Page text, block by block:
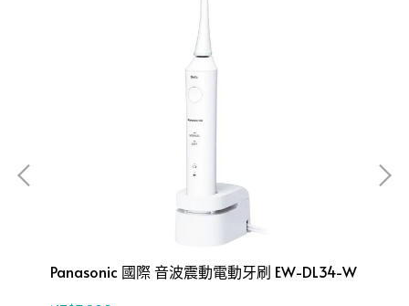
Panasonic 國際 音波震動電動牙刷 EW-DL34-W